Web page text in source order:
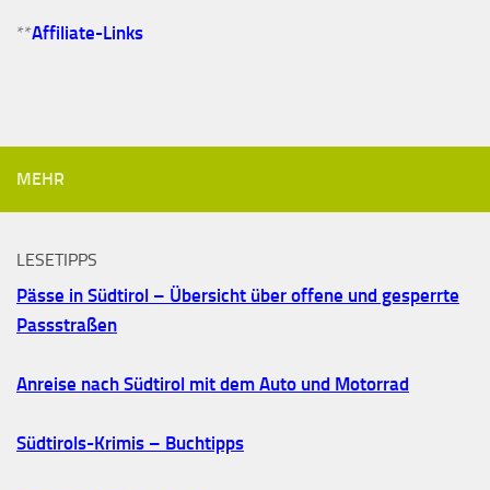
**Affiliate-Links
MEHR
LESETIPPS
Pässe in Südtirol – Übersicht über offene und gesperrte
Passstraßen
Anreise nach Südtirol mit dem Auto und Motorrad
Südtirols-Krimis – Buchtipps